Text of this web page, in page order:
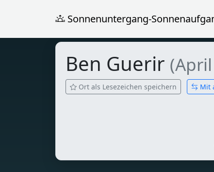
Sonnenuntergang-
Ben Guerir
Ort als Lesezeichen speichern Mit